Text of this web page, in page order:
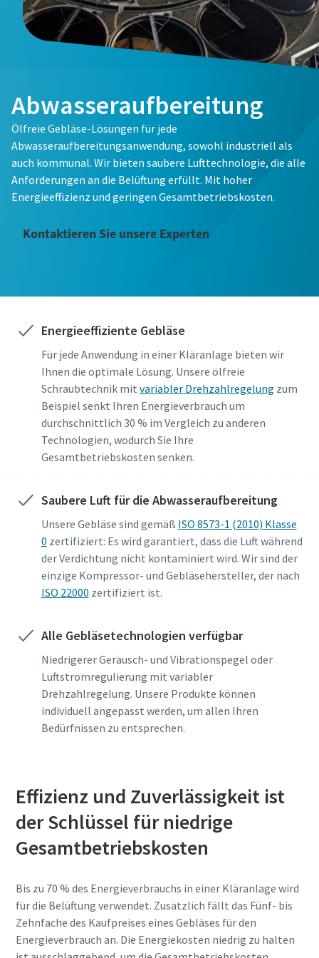
10 Schritte hin zu einer umweltfreundlichen
und effizienteren Produktion
CO2-Reduzierung für eine umweltfreundliche Produktion
– alles, was Sie wissen müssen
Abwasseraufbereitung
Ölfreie Gebläse-Lösungen für jede
Abwasseraufbereitungsanwendung, sowohl industriell als
auch kommunal. Wir bieten saubere Lufttechnologie, die alle
Anforderungen an die Belüftung erfüllt. Mit hoher
Energieeffizienz und geringen Gesamtbetriebskosten.
Kontaktieren Sie unsere Experten
Energieeffiziente Gebläse
Für jede Anwendung in einer Kläranlage bieten wir
Ihnen die optimale Lösung. Unsere ölfreie
Schraubtechnik mit variabler Drehzahlregelung zum
Beispiel senkt Ihren Energieverbrauch um
durchschnittlich 30 % im Vergleich zu anderen
Technologien, wodurch Sie Ihre
Gesamtbetriebskosten senken.
Saubere Luft für die Abwasseraufbereitung
Unsere Gebläse sind gemäß ISO 8573-1 (2010) Klasse
0 zertifiziert: Es wird garantiert, dass die Luft während
der Verdichtung nicht kontaminiert wird. Wir sind der
einzige Kompressor- und Gebläsehersteller, der nach
ISO 22000 zertifiziert ist.
Alle Gebläsetechnologien verfügbar
Niedrigerer Geräusch- und Vibrationspegel oder
Luftstromregulierung mit variabler
Drehzahlregelung. Unsere Produkte können
individuell angepasst werden, um allen Ihren
Bedürfnissen zu entsprechen.
Effizienz und Zuverlässigkeit ist
der Schlüssel für niedrige
Gesamtbetriebskosten
Bis zu 70 % des Energieverbrauchs in einer Kläranlage wird
für die Belüftung verwendet. Zusätzlich fällt das Fünf- bis
Zehnfache des Kaufpreises eines Gebläses für den
Energieverbrauch an. Die Energiekosten niedrig zu halten
Alle mit (*) gekennzeichnete Felder sind
Pflichtfelder.
Nachname
E-Mail
Firma
Land
Straße
Stadt
Postleitzahl
Anforderungstyp
Beliebige Frage oder Anforderung
Wenn Sie diese Anfrage absenden,
gesammelten Informationen
kontaktieren. Weitere
Informationen finden Sie in
unserer Datenschutzrichtlinie.
Alle mit (*) gekennzeichnete Felder sind
Pflichtfelder.
Nachname
E-Mail
Firma
Land
Straße
Stadt
Postleitzahl
Anforderungstyp
Beliebige Frage oder Anforderung
Wenn Sie diese Anfrage absenden,
gesammelten Informationen
kontaktieren. Weitere
Informationen finden Sie in
unserer Datenschutzrichtlinie.
Alle mit (*) gekennzeichnete Felder sind
Pflichtfelder.
Nachname
E-Mail
Firma
Land
Straße
Stadt
Postleitzahl
Anforderungstyp
Beliebige Frage oder Anforderung
Wenn Sie diese Anfrage absenden,
gesammelten Informationen
kontaktieren. Weitere
Informationen finden Sie in
unserer Datenschutzrichtlinie.
Alle mit (*) gekennzeichnete Felder sind
Pflichtfelder.
Nachname
E-Mail
Firma
Land
Straße
Stadt
Postleitzahl
Anforderungstyp
Beliebige Frage oder Anforderung
Wenn Sie diese Anfrage absenden,
gesammelten Informationen
kontaktieren. Weitere
Informationen finden Sie in
unserer Datenschutzrichtlinie.